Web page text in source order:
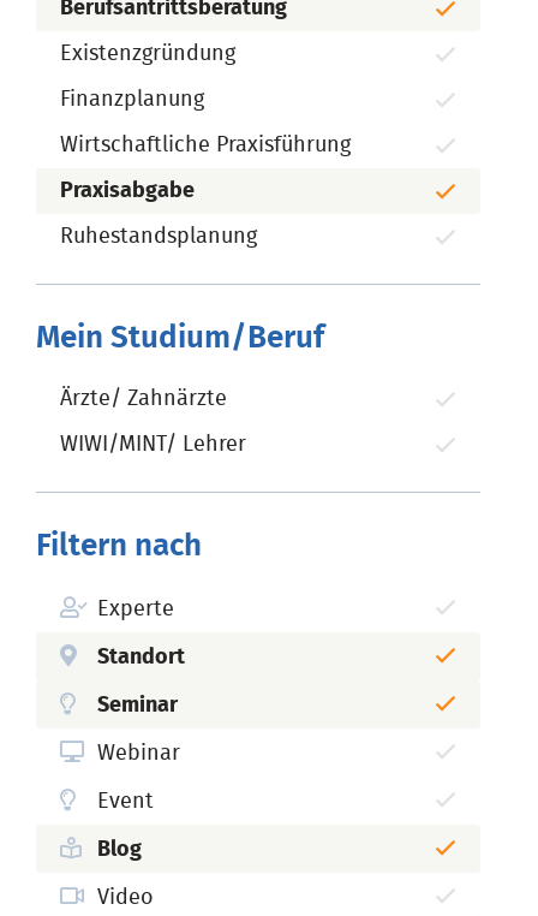
Berufsantrittsberatung
Existenzgründung
Finanzplanung
Wirtschaftliche Praxisführung
Praxisabgabe
Ruhestandsplanung
Mein Studium/Beruf
Ärzte/ Zahnärzte
WIWI/MINT/ Lehrer
Filtern nach
Experte
Standort
Seminar
Webinar
Event
Blog
Video